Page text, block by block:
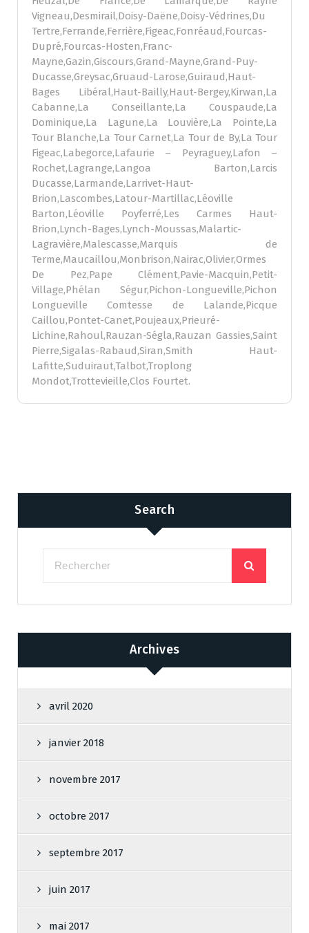
Vigneau,Desmirail,Doisy-Daëne,Doisy-Védrines,Du
Tertre,Ferrande,Ferrière,Figeac,Fonréaud,Fourcas-
Dupré,Fourcas-Hosten,Franc-
Mayne,Gazin,Giscours,Grand-Mayne,Grand-Puy-
Ducasse,Greysac,Gruaud-Larose,Guiraud,Haut-
Bages Libéral,Haut-Bailly,Haut-Bergey,Kirwan,La
Cabanne,La Conseillante,La Couspaude,La
Dominique,La Lagune,La Louvière,La Pointe,La
Tour Blanche,La Tour Carnet,La Tour de By,La Tour
Figeac,Labegorce,Lafaurie – Peyraguey,Lafon –
Rochet,Lagrange,Langoa Barton,Larcis
Ducasse,Larmande,Larrivet-Haut-
Brion,Lascombes,Latour-Martillac,Léoville
Barton,Léoville Poyferré,Les Carmes Haut-
Brion,Lynch-Bages,Lynch-Moussas,Malartic-
Lagravière,Malescasse,Marquis de
Terme,Maucaillou,Monbrison,Nairac,Olivier,Ormes
De Pez,Pape Clément,Pavie-Macquin,Petit-
Village,Phélan Ségur,Pichon-Longueville,Pichon
Longueville Comtesse de Lalande,Picque
Caillou,Pontet-Canet,Poujeaux,Prieuré-
Lichine,Rahoul,Rauzan-Ségla,Rauzan Gassies,Saint
Pierre,Sigalas-Rabaud,Siran,Smith Haut-
Lafitte,Suduiraut,Talbot,Troplong
Mondot,Trottevieille,Clos Fourtet.
Search
Archives
avril 2020
janvier 2018
novembre 2017
octobre 2017
septembre 2017
juin 2017
mai 2017